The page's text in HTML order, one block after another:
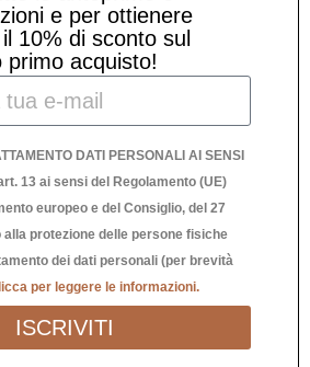
BAG LAWN GREEN
19,90€
e per ottienere
10% di sconto sul
primo acquisto!
DATI PERSONALI AI SENSI
13 ai sensi del Regolamento (UE)
europeo e del Consiglio, del 27
protezione delle persone fisiche
dei dati personali (per brevità
per leggere le informazioni.
ISCRIVITI